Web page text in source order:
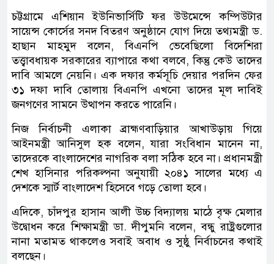
চট্টগ্রামে এশিয়ান ইউনিভার্সিটি ফর উউমেন্সে কম্পিউটার
সায়েন্স কোর্সের সনদ বিতরণ অনুষ্ঠানে যোগ দিয়ে তথ্যমন্ত্রী ড.
হাছান মাহমুদ বলেন, বিএনপি ভেবেছিলো বিদেশিরা
তত্ত্বাবধায়ক সরকারের ব্যাপারে কথা বলবে, কিন্তু কেউ তাদের
দাবি আমলে নেয়নি। এক দফার কর্মসূচি দেয়ার পরদিন ফের
৩১ দফা দাবি তোলায় বিএনপি এখনো তাদের মূল দাবিই
জনগণের সামনে উত্থাপন করতে পারেনি।
নিজ নির্বাচনী এলাকা ব্রাহ্মণবাড়িয়ার আখাউড়ায় গিয়ে
আইনমন্ত্রী আনিসুল হক বলেন, যারা সংবিধান মানেন না,
তাদেরকে বাংলাদেশের নাগরিক বলা সঠিক হবে না। প্রধানমন্ত্রী
শেখ হাসিনার পরিকল্পনা অনুযায়ী ২০৪১ সালের মধ্যে এ
দেশকে স্মার্ট বাংলাদেশ হিসেবে গড়ে তোলা হবে।
এদিকে, চাঁদপুর হাসান আলী উচ্চ বিদ্যালয় মাঠে বৃক্ষ মেলার
উদ্বোধন করে শিক্ষামন্ত্রী ডা. দীপুমনি বলেন, বন্ধু রাষ্ট্রগুলোর
নানা মতামত থাকলেও সবাই অবাধ ও সুষ্ঠু নির্বাচনের কথাই
বলছেন।